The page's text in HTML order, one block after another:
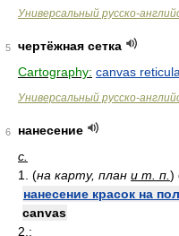
Универсальный русско-
5
чертёжная сетка
Cartography: canvas
Универсальный русско-
6
нанесение
с.
1. (на карту, план и т. п. )
нанесение красок на
canvas
2.: